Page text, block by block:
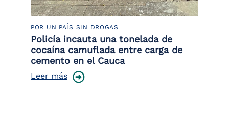
POR UN PAÍS SIN DROGAS
Policía incauta una tonelada de
cocaína camuflada entre carga de
cemento en el Cauca
Leer más